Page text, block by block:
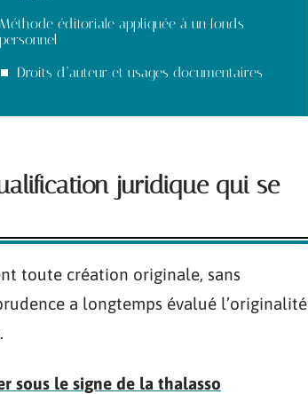
Méthode éditoriale appliquée à un fonds
personnel
Droits d’auteur et usages documentaires
juridique qui se
toute création originale, sans
a longtemps évalué l’originalité
sous le signe de la thalasso